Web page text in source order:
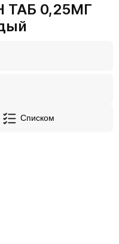
ТАБ 0,25МГ
Списком